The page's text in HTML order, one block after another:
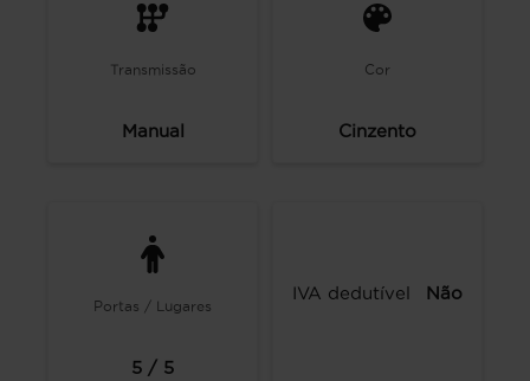
Transmissão
Manual
Cor
Cinzento
Portas / Lugares
5 / 5
IVA dedutível Não